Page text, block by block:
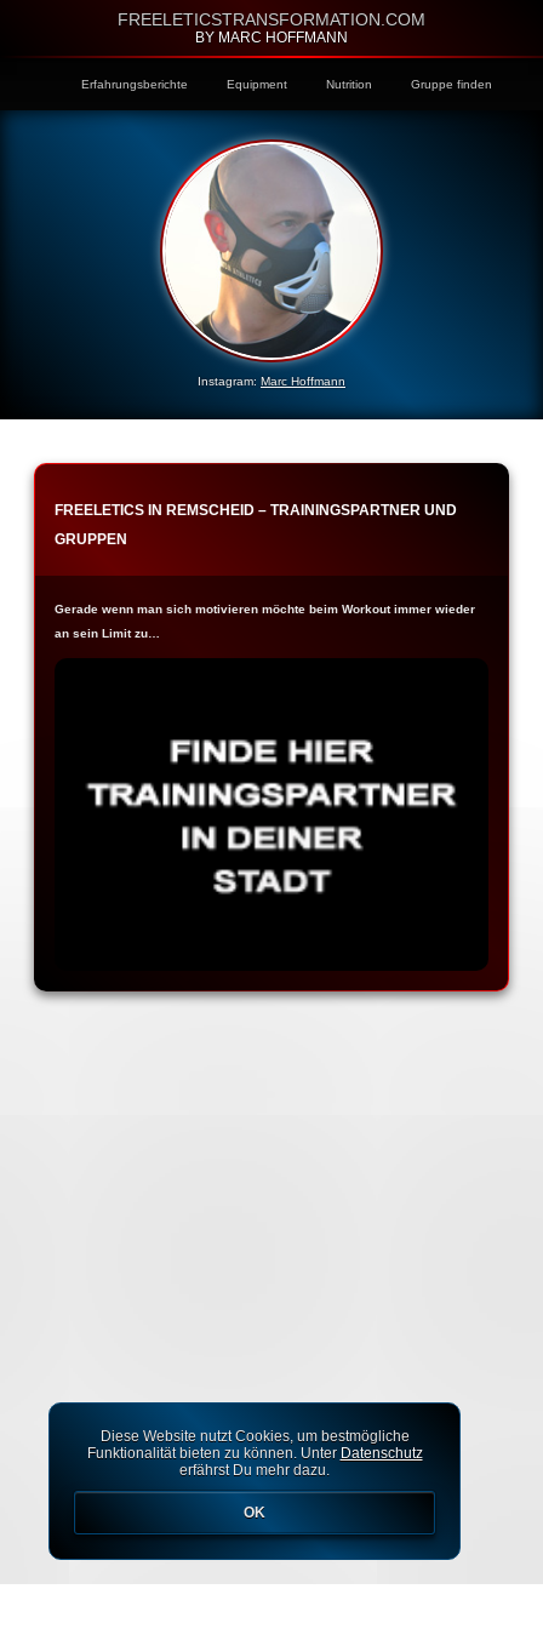
FREELETICSTRANSFORMATION.COM
BY MARC HOFFMANN
Erfahrungsberichte Equipment Nutrition Gruppe finden
Instagram: Marc Hoffmann
FREELETICS IN REMSCHEID – TRAININGSPARTNER UND
GRUPPEN
Gerade wenn man sich motivieren möchte beim Workout immer wieder
an sein Limit zu…
Diese Website nutzt Cookies, um bestmögliche
Funktionalität bieten zu können. Unter Datenschutz
erfährst Du mehr dazu.
OK